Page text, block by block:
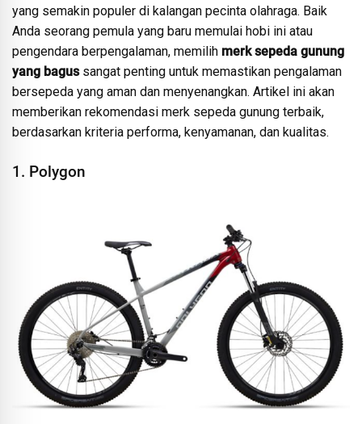
yang semakin populer di kalangan pecinta olahraga. Baik
Anda seorang pemula yang baru memulai hobi ini atau
pengendara berpengalaman, memilih merk sepeda gunung
yang bagussangat penting untuk memastikan pengalaman
bersepeda yang aman dan menyenangkan. Artikel ini akan
memberikan rekomendasi merk sepeda gunung terbaik,
berdasarkan kriteria performa, kenyamanan, dan kualitas.
1. Polygon